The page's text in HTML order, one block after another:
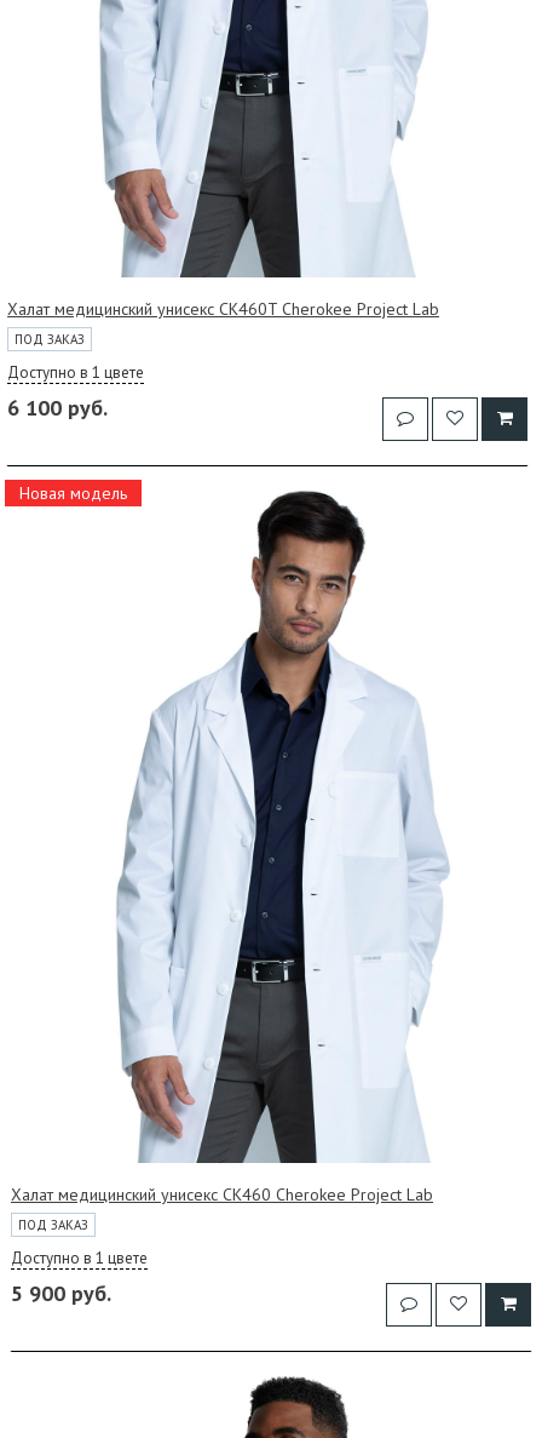
Халат медицинский унисекс CK460T Cherokee Project Lab
ПОД ЗАКАЗ
Доступно в 1 цвете
6 100 руб.
Новая модель
Халат медицинский унисекс CK460 Cherokee Project Lab
ПОД ЗАКАЗ
Доступно в 1 цвете
5 900 руб.